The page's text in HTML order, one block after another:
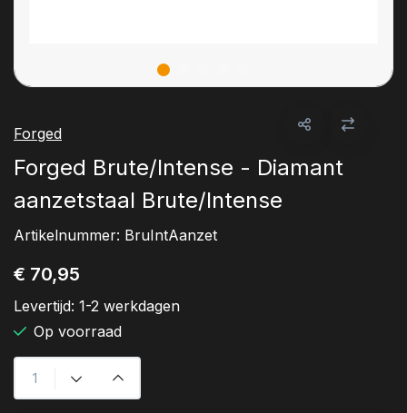
Forged
Forged Brute/Intense - Diamant
aanzetstaal Brute/Intense
Artikelnummer: BruIntAanzet
€ 70,95
Levertijd: 1-2 werkdagen
Op voorraad